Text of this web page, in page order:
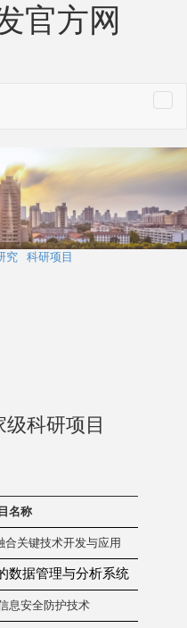
官方网
究
科研项目
科研项目
名称
合关键技术开发与应用
数据管理与分析系统
息安全防护技术